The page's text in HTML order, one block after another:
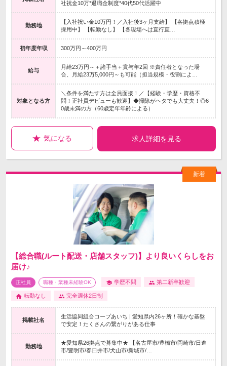
社祝金10万*退職金制度*40代50代活躍中
勤務地
【入社祝い金10万円！／入社後3ヶ月支給】 【各拠点積極
採用中】 【転勤なし】 【各現場へは直行直…
初年度年収 300万円～400万円
給与
月給23万円～＋諸手当＋賞与年2回 ※責任者となった場
合、月給23万5,000円～も可能（担当規模・役割によ…
対象となる方
＼条件を満たす方は全員面接！／【経験・学歴・資格不
問！正社員デビューも歓迎】◆掃除がヘタでも大丈夫！◎6
0歳未満の方（60歳定年年齢による）
気になる 求人詳細を見る
【総合職(ルート配送・店舗スタッフ)】より良いくらしをお
届け♪
正社員 職種・業種未経験OK 学歴不問 第二新卒歓迎
転勤なし 完全週休2日制
掲載社名
生活協同組合コープあいち | 愛知県内26ヶ所！確かな基盤
で安定！たくさんの繋がりがある仕事
勤務地
★愛知県26拠点で募集中★ 【名古屋市/豊橋市/岡崎市/日進
市/豊明市/春日井市/犬山市/新城市/…